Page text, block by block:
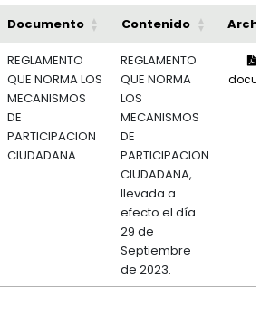
Documento Contenido
REGLAMENTO
QUE NORMA LOS
MECANISMOS
DE
PARTICIPACION
CIUDADANA
REGLAMENTO
QUE NORMA
LOS
MECANISMOS
DE
PARTICIPACION
CIUDADANA,
llevada a
efecto el día
29 de
Septiembre
de 2023.